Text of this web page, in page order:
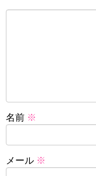
名前 ※
メール ※